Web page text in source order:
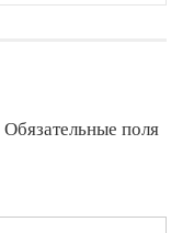
Обязательные поля